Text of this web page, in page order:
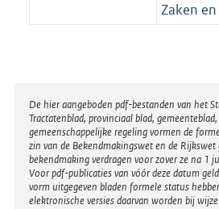
Zaken
Disclaimer
De hier aangeboden pdf-bestanden van het
Tractatenblad, provinciaal blad,
gemeenschappelijke regeling vormen de
zin van de Bekendmakingswet en de
bekendmaking verdragen voor zover ze na 1
Voor pdf-publicaties van vóór deze datum
vorm uitgegeven bladen formele status
elektronische versies daarvan worden bij